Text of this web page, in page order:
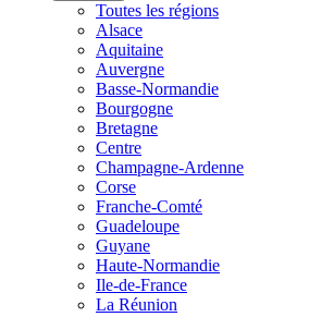
Toutes les régions
Alsace
Aquitaine
Auvergne
Basse-Normandie
Bourgogne
Bretagne
Centre
Champagne-Ardenne
Corse
Franche-Comté
Guadeloupe
Guyane
Haute-Normandie
Ile-de-France
La Réunion